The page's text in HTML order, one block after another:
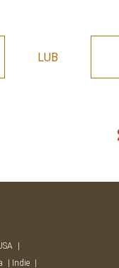
LUB
Indie